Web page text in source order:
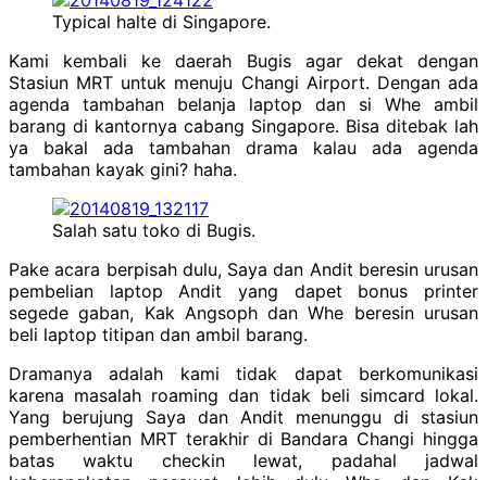
Typical halte di Singapore.
Kami kembali ke daerah Bugis agar dekat dengan
Stasiun MRT untuk menuju Changi Airport. Dengan ada
agenda tambahan belanja laptop dan si Whe ambil
barang di kantornya cabang Singapore. Bisa ditebak lah
ya bakal ada tambahan drama kalau ada agenda
tambahan kayak gini? haha.
Salah satu toko di Bugis.
Pake acara berpisah dulu, Saya dan Andit beresin urusan
pembelian laptop Andit yang dapet bonus printer
segede gaban, Kak Angsoph dan Whe beresin urusan
beli laptop titipan dan ambil barang.
Dramanya adalah kami tidak dapat berkomunikasi
karena masalah roaming dan tidak beli simcard lokal.
Yang berujung Saya dan Andit menunggu di stasiun
pemberhentian MRT terakhir di Bandara Changi hingga
batas waktu checkin lewat, padahal jadwal